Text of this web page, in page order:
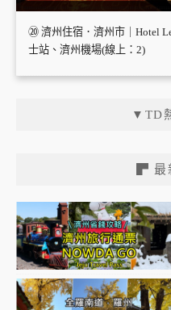
⑳ 濟州住宿．濟州市｜Hotel
士站、濟州機場(線上：2)
▼TD
▛ 最